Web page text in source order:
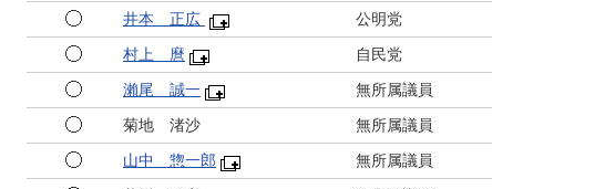
井本 正広 公明党
村上 麿 自民党
瀨尾 誠一 無所属議員
菊地 渚沙 無所属議員
山中 惣一郎 無所属議員